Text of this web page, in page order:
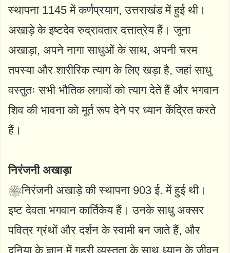
स्थापना 1145 में कर्णप्रयाग, उत्तराखंड में हुई थी।
अखाड़े के इष्टदेव रुद्रावतार दत्तात्रेय हैं। जूना
अखाड़ा, अपने नागा साधुओं के साथ, अपनी चरम
तपस्या और शारीरिक त्याग के लिए खड़ा है, जहां साधु
वस्तुतः सभी भौतिक लगावों को त्याग देते हैं और भगवान
शिव की भावना को मूर्त रूप देने पर ध्यान केंद्रित करते
हैं।
निरंजनी अखाड़ा
❀निरंजनी अखाड़े की स्थापना 903 ई. में हुई थी।
इष्ट देवता भगवान कार्तिकेय हैं। उनके साधु अक्सर
पवित्र ग्रंथों और दर्शन के स्वामी बन जाते हैं, और
दुनिया के ज्ञान में गहरी व्यस्तता के साथ ध्यान के जीवन